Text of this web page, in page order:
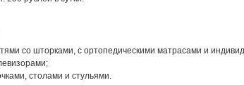
со шторками, с ортопедическими матрасами и
столами и стульями.